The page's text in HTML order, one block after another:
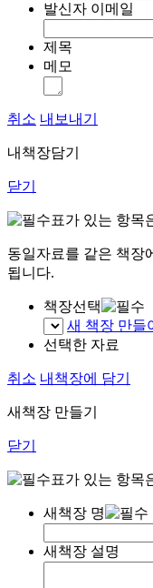
발신자 이메일
제목
메모
취소 내보내기
내책장담기
닫기
표가 있는 항목
동일자료를 같은 책장
됩니다.
책장선택
새 책장 만들
선택한 자료
취소 내책장에 담기
새책장 만들기
닫기
표가 있는 항목
새책장 명
새책장 설명